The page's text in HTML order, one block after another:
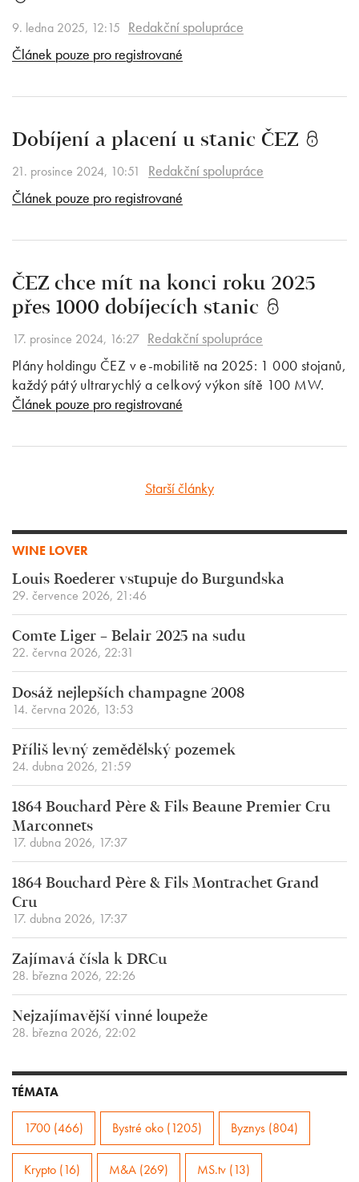
9. ledna 2025, 12:15 Redakční spolupráce
Článek pouze pro registrované
Dobíjení a placení u stanic ČEZ
21. prosince 2024, 10:51
Redakční spolupráce
Článek pouze pro registrované
ČEZ chce mít na konci roku 2025
přes 1000 dobíjecích stanic
17. prosince 2024, 16:27 Redakční spolupráce
Plány holdingu ČEZ v e-mobilitě na 2025: 1 000 stojanů,
každý pátý ultrarychlý a celkový výkon sítě 100 MW.
Článek pouze pro registrované
Starší články
WINE LOVER
Louis Roederer vstupuje do Burgundska
29. července 2026, 21:46
Comte Liger – Belair 2025 na sudu
22. června 2026, 22:31
Dosáž nejlepších champagne 2008
14. června 2026, 13:53
Příliš levný zemědělský pozemek
24. dubna 2026, 21:59
1864 Bouchard Père & Fils Beaune Premier Cru
Marconnets
17. dubna 2026, 17:37
1864 Bouchard Père & Fils Montrachet Grand
Cru
17. dubna 2026, 17:37
Zajímavá čísla k DRCu
28. března 2026, 22:26
Nejzajímavější vinné loupeže
28. března 2026, 22:02
TÉMATA
1700 (466) Bystré oko (1205) Byznys (804)
Krypto (16) M&A (269) MS.tv (13)